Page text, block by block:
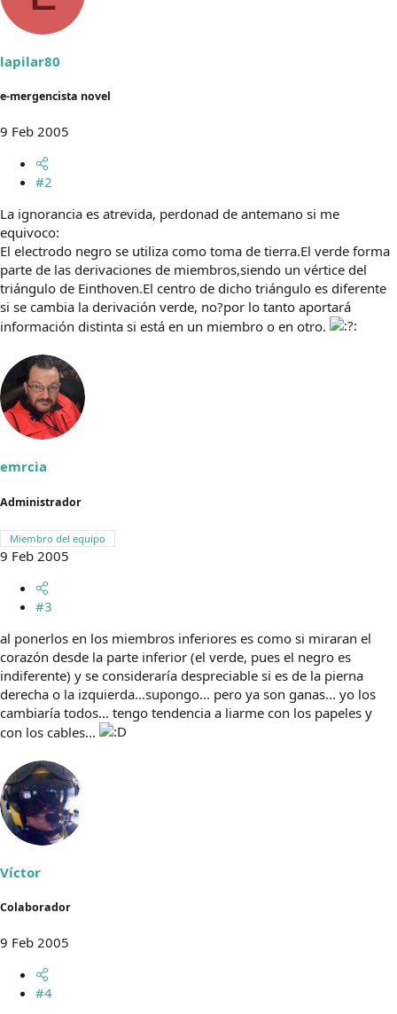
lapilar80
e-mergencista novel
9 Feb 2005
#2
La ignorancia es atrevida, perdonad de antemano si me
equivoco:
El electrodo negro se utiliza como toma de tierra.El verde forma
parte de las derivaciones de miembros,siendo un vértice del
triángulo de Einthoven.El centro de dicho triángulo es diferente
si se cambia la derivación verde, no?por lo tanto aportará
información distinta si está en un miembro o en otro.
emrcia
Administrador
Miembro del equipo
9 Feb 2005
#3
al ponerlos en los miembros inferiores es como si miraran el
corazón desde la parte inferior (el verde, pues el negro es
indiferente) y se consideraría despreciable si es de la pierna
derecha o la izquierda...supongo... pero ya son ganas... yo los
cambiaría todos... tengo tendencia a liarme con los papeles y
con los cables...
Víctor
Colaborador
9 Feb 2005
#4